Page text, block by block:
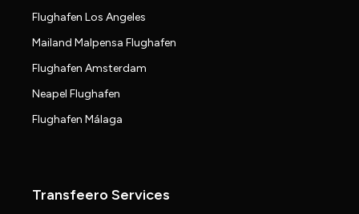
Flughafen Los Angeles
Mailand Malpensa Flughafen
Flughafen Amsterdam
Neapel Flughafen
Flughafen Málaga
Transfeero Services